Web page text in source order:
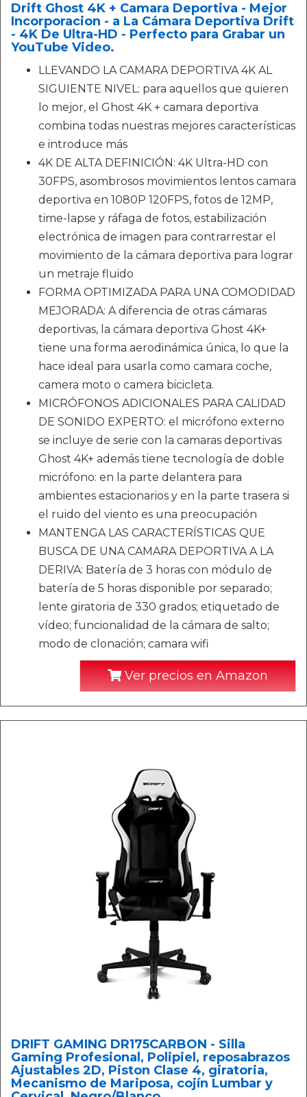
Drift Ghost 4K + Camara Deportiva - Mejor
Incorporacion - a La Cámara Deportiva Drift
- 4K De Ultra-HD - Perfecto para Grabar un
YouTube Video.
LLEVANDO LA CAMARA DEPORTIVA 4K AL
SIGUIENTE NIVEL: para aquellos que quieren
lo mejor, el Ghost 4K + camara deportiva
combina todas nuestras mejores características
e introduce más
4K DE ALTA DEFINICIÓN: 4K Ultra-HD con
30FPS, asombrosos movimientos lentos camara
deportiva en 1080P 120FPS, fotos de 12MP,
time-lapse y ráfaga de fotos, estabilización
electrónica de imagen para contrarrestar el
movimiento de la cámara deportiva para lograr
un metraje fluido
FORMA OPTIMIZADA PARA UNA COMODIDAD
MEJORADA: A diferencia de otras cámaras
deportivas, la cámara deportiva Ghost 4K+
tiene una forma aerodinámica única, lo que la
hace ideal para usarla como camara coche,
camera moto o camera bicicleta.
MICRÓFONOS ADICIONALES PARA CALIDAD
DE SONIDO EXPERTO: el micrófono externo
se incluye de serie con la camaras deportivas
Ghost 4K+ además tiene tecnología de doble
micrófono: en la parte delantera para
ambientes estacionarios y en la parte trasera si
el ruido del viento es una preocupación
MANTENGA LAS CARACTERÍSTICAS QUE
BUSCA DE UNA CAMARA DEPORTIVA A LA
DERIVA: Batería de 3 horas con módulo de
batería de 5 horas disponible por separado;
lente giratoria de 330 grados; etiquetado de
vídeo; funcionalidad de la cámara de salto;
modo de clonación; camara wifi
Ver precios en Amazon
DRIFT GAMING DR175CARBON - Silla
Gaming Profesional, Polipiel, reposabrazos
Ajustables 2D, Piston Clase 4, giratoria,
Mecanismo de Mariposa, cojín Lumbar y